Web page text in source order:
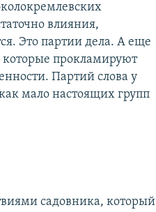
влияния,
Это партии дела. А еще
которые прокламируют
Партий слова у
мало настоящих групп
садовника, который